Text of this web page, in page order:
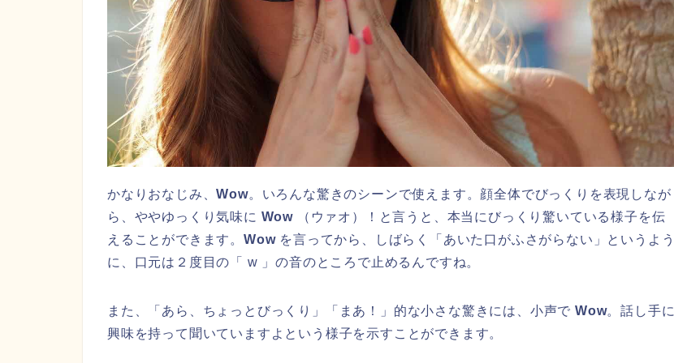
かなりおなじみ、Wow。いろんな驚きのシーンで使えます。顔全体でびっくりを表現しなが
ら、ややゆっくり気味に Wow （ウァオ）！と言うと、本当にびっくり驚いている様子を伝
えることができます。 Wowを言ってから、しばらく「あいた口がふさがらない」というよう
に、口元は２度目の「 w 」の音のところで止めるんですね。
また、「あら、ちょっとびっくり」「まあ！」的な小さな驚きには、小声で Wow。話し手に
興味を持って聞いていますよという様子を示すことができます。